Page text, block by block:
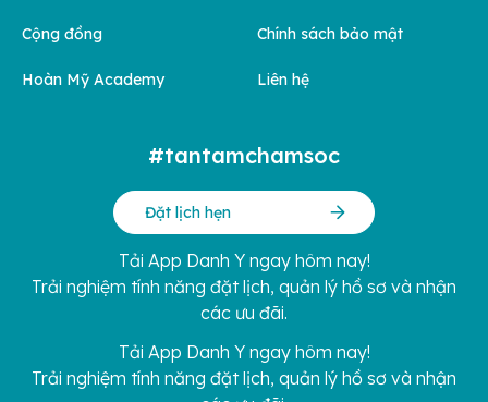
Cộng đồng
Hoàn Mỹ Academy
Chính sách bảo mật
Liên hệ
#tantamchamsoc
Đặt lịch hẹn
Tải App Danh Y ngay hôm nay!
Trải nghiệm tính năng đặt lịch, quản lý hồ sơ và nhận
các ưu đãi.
Tải App Danh Y ngay hôm nay!
Trải nghiệm tính năng đặt lịch, quản lý hồ sơ và nhận